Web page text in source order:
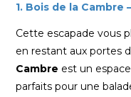
1. Bois de la Cambre
Cette escapade vous
en restant aux portes
Cambre est un
parfaits pour une